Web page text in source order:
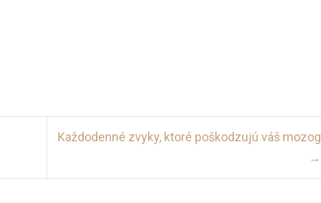
Každodenné zvyky, ktoré poškodzujú váš mozog
→